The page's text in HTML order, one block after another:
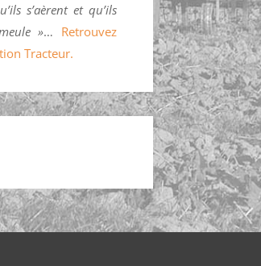
s’aèrent et qu’ils
»… Retrouvez
Tracteur.